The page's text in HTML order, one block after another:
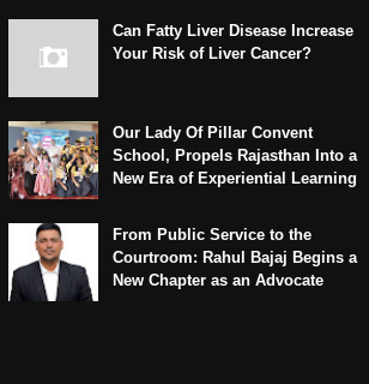
Can Fatty Liver Disease Increase
Your Risk of Liver Cancer?
Our Lady Of Pillar Convent
School, Propels Rajasthan Into a
New Era of Experiential Learning
From Public Service to the
Courtroom: Rahul Bajaj Begins a
New Chapter as an Advocate